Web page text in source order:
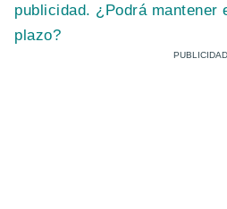
publicidad. ¿Podrá mantener
plazo?